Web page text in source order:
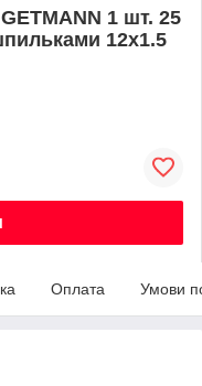
1 шт. 25
12x1.5
Оплата Умови